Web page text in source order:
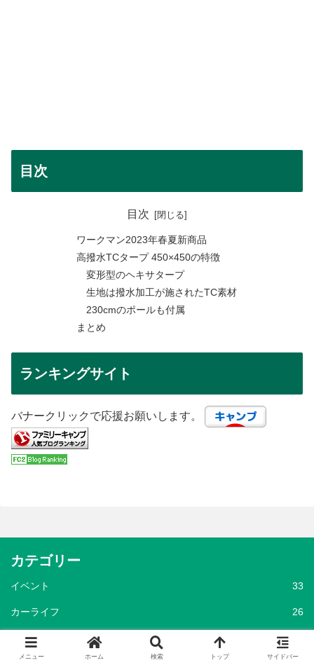
目次
目次
ワークマン2023年春夏新商品
高撥水TCタープ 450×450の特徴
変形型のヘキサタープ
生地は撥水加工が施されたTC素材
230cmのポールも付属
まとめ
ランキングサイト
バナークリックで応援お願いします。
カテゴリー
イベント 33
カーライフ 26
キャンプグッズ 3,288
メニュー ホーム 検索 トップ サイドバー